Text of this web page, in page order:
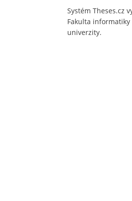
Systém Theses.cz
Fakulta informatiky
univerzity.